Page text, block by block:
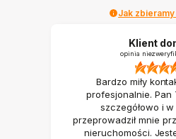
Jak
Klient
opinia
Bardzo miły
profesjonalnie. Pan
szczegółowo i w
przeprowadził mnie
nieruchomości.